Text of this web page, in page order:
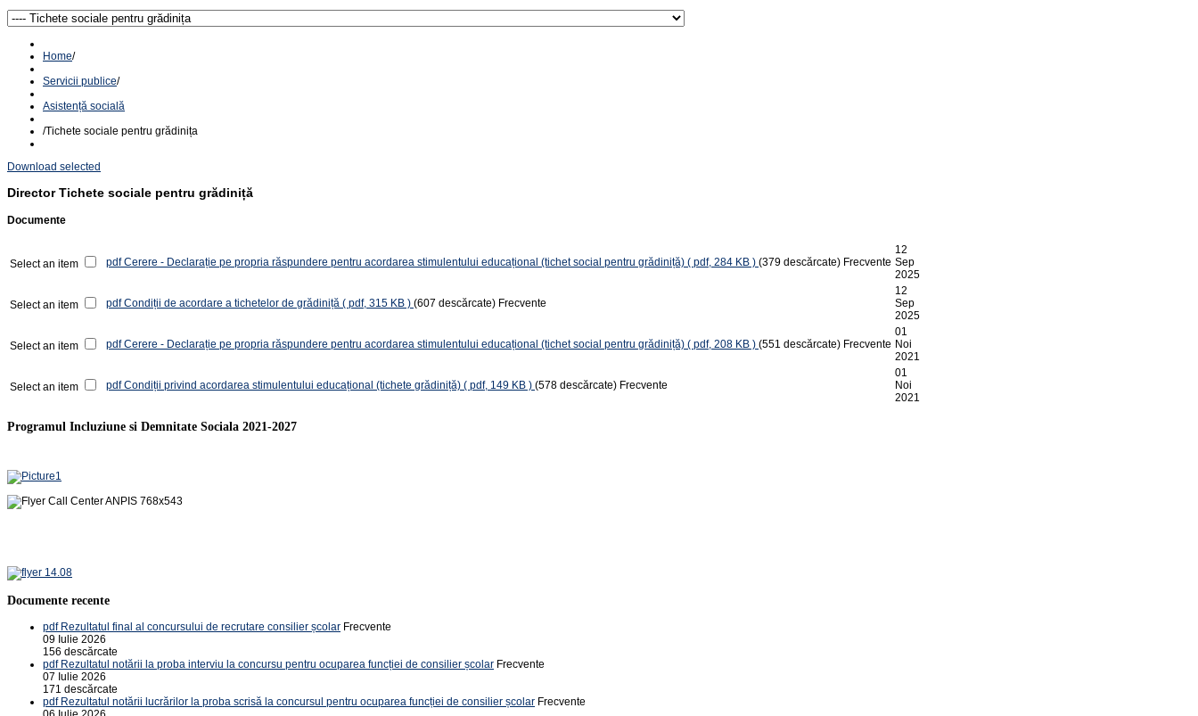
Home/
Servicii publice/
Asistență socială
/Tichete sociale pentru grădinița
Download selected
Director Tichete sociale pentru grădiniță
Documente
Select an item pdf Cerere - Declarație pe propria răspundere pentru acordarea stimulentului educațional (tichet social pentru grădiniță) ( pdf, 284 KB ) (379 descărcate) Frecvente
12
Sep
2025
Select an item pdf Condiții de acordare a tichetelor de grădiniță ( pdf, 315 KB ) (607 descărcate) Frecvente
12
Sep
2025
Select an item pdf Cerere - Declarație pe propria răspundere pentru acordarea stimulentului educațional (tichet social pentru grădiniță) ( pdf, 208 KB ) (551 descărcate) Frecvente
01
Noi
2021
Select an item pdf Condiții privind acordarea stimulentului educațional (tichete grădiniță) ( pdf, 149 KB ) (578 descărcate) Frecvente
01
Noi
2021
Programul Incluziune si Demnitate Sociala 2021-2027
Documente recente
pdf Rezultatul final al concursului de recrutare consilier școlar Frecvente
09 Iulie 2026
156 descărcate
pdf Rezultatul notării la proba interviu la concursu pentru ocuparea funcției de consilier școlar Frecvente
07 Iulie 2026
171 descărcate
pdf Rezultatul notării lucrărilor la proba scrisă la concursul pentru ocuparea funcției de consilier școlar Frecvente